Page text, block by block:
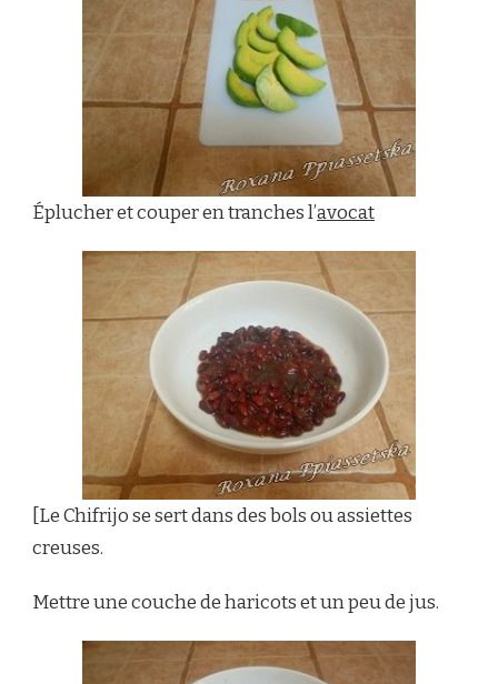
Éplucher et couper en tranches l’avocat
[Le Chifrijo se sert dans des bols ou assiettes
creuses.
Mettre une couche de haricots et un peu de jus.